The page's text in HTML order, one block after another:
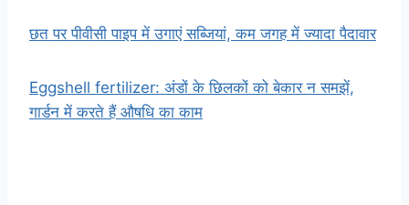
छत पर पीवीसी पाइप में उगाएं सब्जियां, कम जगह में ज्यादा पैदावार
Eggshell fertilizer: अंडों के छिलकों को बेकार न समझें,
गार्डन में करते हैं औषधि का काम